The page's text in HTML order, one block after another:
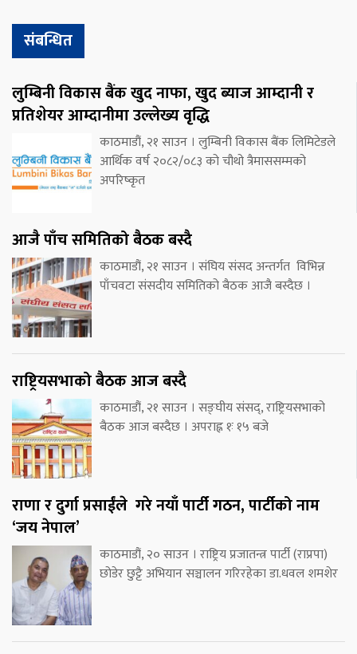
संबन्धित
लुम्बिनी विकास बैंक खुद नाफा, खुद ब्याज आम्दानी र
प्रतिशेयर आम्दानीमा उल्लेख्य वृद्धि
काठमाडौं, २१ साउन । लुम्बिनी विकास बैंक लिमिटेडले
आर्थिक वर्ष २०८२/०८३ को चौथो त्रैमाससम्मको
अपरिष्कृत
आजै पाँच समितिको बैठक बस्दै
काठमाडौं, २१ साउन । संघिय संसद अन्तर्गत विभिन्न
पाँचवटा संसदीय समितिको बैठक आजै बस्दैछ ।
राष्ट्रियसभाको बैठक आज बस्दै
काठमाडौं, २१ साउन । सङ्घीय संसद्, राष्ट्रियसभाको
बैठक आज बस्दैछ । अपराह्न १ः १५ बजे
राणा र दुर्गा प्रसाईंले गरे नयाँ पार्टी गठन, पार्टीको नाम
‘जय नेपाल’
काठमाडौं, २० साउन । राष्ट्रिय प्रजातन्त्र पार्टी (राप्रपा)
छोडेर छुट्टै अभियान सञ्चालन गरिरहेका डा.धवल शमशेर